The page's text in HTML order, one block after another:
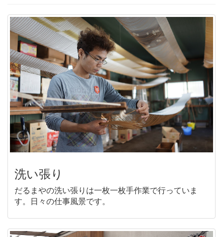
洗い張り
だるまやの洗い張りは一枚一枚手作業で行っていま
す。日々の仕事風景です。